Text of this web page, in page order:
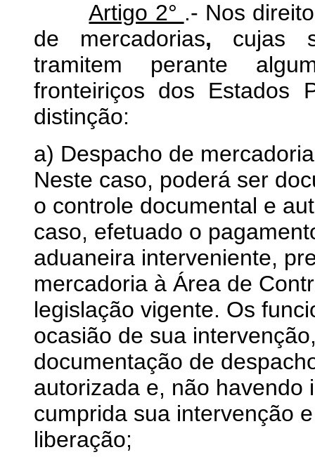
Artigo 2° .- Nos
de mercadorias, cujas
tramitem perante
fronteiriços dos Estados
distinção:
a) Despacho de
Neste caso, poderá ser
o controle documental e
caso, efetuado o
aduaneira interveniente,
mercadoria à Área de
legislação vigente. Os
ocasião de sua
documentação de
autorizada e, não havendo
cumprida sua intervenção
liberação;